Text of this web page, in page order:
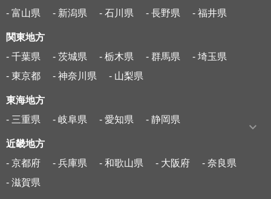
- 富山県
- 新潟県 - 石川県 - 長野県 - 福井県
関東地方
- 千葉県
- 茨城県 - 栃木県 - 群馬県
- 埼玉県
- 東京都
- 神奈川県 - 山梨県
東海地方
- 三重県
- 岐阜県 - 愛知県 - 静岡県
近畿地方
- 京都府
- 兵庫県 - 和歌山県 - 大阪府
- 奈良県
- 滋賀県